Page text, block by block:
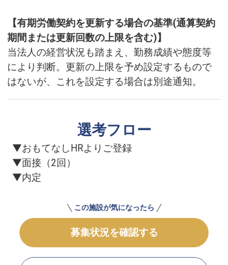
【有期労働契約を更新する場合の基準(通算契約
期間または更新回数の上限を含む)】
当法人の経営状況も踏まえ、勤務成績や態度等
により判断。更新の上限を予め設定するもので
はないが、これを設定する場合は別途通知。
選考フロー
▼おもてなしHRよりご登録
▼面接（2回）
▼内定
この施設が気になったら
募集状況を確認する